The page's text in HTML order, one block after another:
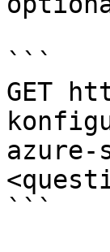
```
GET
azure-
```